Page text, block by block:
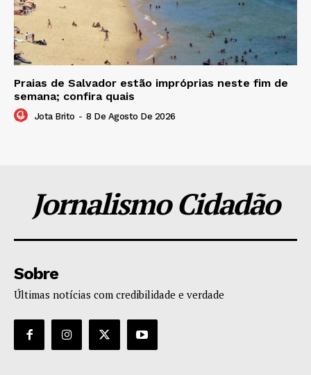
Praias de Salvador estão impróprias neste fim de
semana; confira quais
Jota Brito - 8 De Agosto De 2026
Jornalismo Cidadão
Sobre
Últimas notícias com credibilidade e verdade